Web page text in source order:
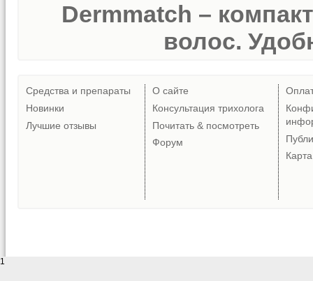
Dermmatch –
волос.
Средства и препараты
Новинки
Лучшие отзывы
О сайте
Консультация трихолога
Почитать & посмотреть
Форум
1